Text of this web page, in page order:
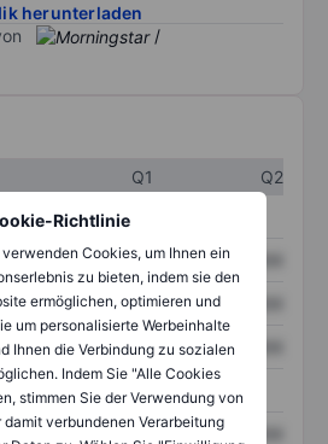
Richtlinie
Cookies, um Ihnen ein
zu bieten, indem sie den
ermöglichen, optimieren und
um personalisierte Werbeinhalte
Ihnen die Verbindung zu sozialen
Indem Sie "Alle Cookies
stimmen Sie der Verwendung von
verbundenen Verarbeitung
herunterladen
/
Q1
Q2
XXXXXXX XXXXXXX
XXXXXXX XXXXXXX
XXXXXXX XXXXXXX
XXXXXXX XXXXXXX